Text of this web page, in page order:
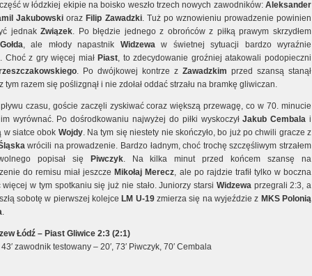
w łódzkiej ekipie na boisko weszło trzech nowych zawodników: Aleksander
Jakubowskioraz Filip Zawadzki. Tuż po wznowieniu prowadzenie powinien
jednakZwiązek. Po błędzie jednego z obrońców z piłką prawym skrzydłem
Gołda, ale młody napastnik Widzewa w świetnej sytuacji bardzo wyraźnie
Choć z gry więcej miał Piast, to zdecydowanie groźniej atakowali podopieczni
. Po dwójkowej kontrze z Zawadzkim przed szansą stanął
tym razem się poślizgnął i nie zdołał oddać strzału na bramkę gliwiczan.
czasu, goście zaczęli zyskiwać coraz większą przewagę, co w 70. minucie
wyrównać. Po dośrodkowaniu najwyżej do piłki wyskoczyłJakub Cembalai
w siatce obok Wojdy. Na tym się niestety nie skończyło, bo już po chwili gracze z
wrócili na prowadzenie. Bardzo ładnym, choć trochę szczęśliwym strzałem
popisał się
Piwczyk. Na kilka minut przed końcem szansę na
do remisu miał jeszcze Mikołaj Merecz, ale po rajdzie trafił tylko w boczna
więcej w tym spotkaniu się już nie stało. Juniorzy starsi Widzewa przegrali 2:3, a
sobotę w pierwszej kolejce LM U-19zmierza się na wyjeździe z MKS Polonią
.
Łódź – Piast Gliwice 2:3 (2:1)
43′ zawodnik testowany – 20′, 73′ Piwczyk, 70′ Cembala